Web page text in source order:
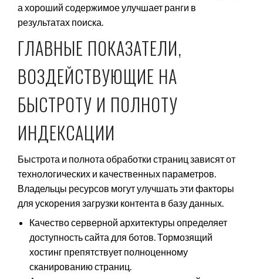
а хороший содержимое улучшает ранги в
результатах поиска.
ГЛАВНЫЕ ПОКАЗАТЕЛИ,
ВОЗДЕЙСТВУЮЩИЕ НА
БЫСТРОТУ И ПОЛНОТУ
ИНДЕКСАЦИИ
Быстрота и полнота обработки страниц зависят от
технологических и качественных параметров.
Владельцы ресурсов могут улучшать эти факторы
для ускорения загрузки контента в базу данных.
Качество серверной архитектуры определяет
доступность сайта для ботов. Тормозящий
хостинг препятствует полноценному
сканированию страниц.